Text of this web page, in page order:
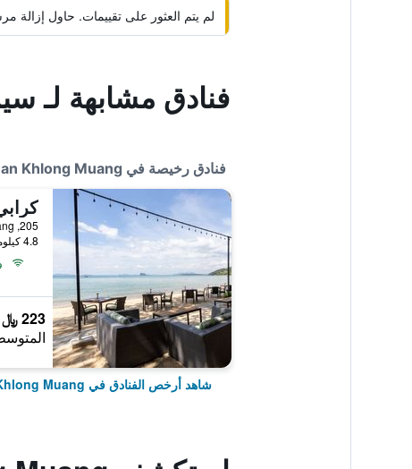
لم يتم العثور على تقييمات. حاول
فنادق مشابهة لـ
فنادق رخيصة في Ban Khlong Muang
4.8 كيلومتر عن وسط المدينة
223 ﷼
شاهد أرخص الفنادق في Ban Khlong Muang